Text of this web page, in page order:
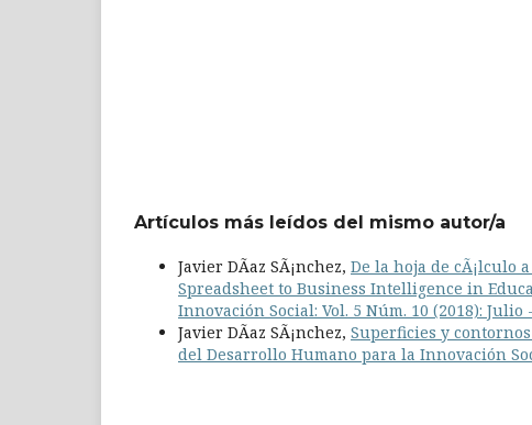
Artículos más leídos del mismo autor/a
Javier DÃ­az SÃ¡nchez, De la hoja de cÃ¡lculo
Spreadsheet to Business Intelligence in
Innovación Social: Vol. 5 Núm. 10 (2018): Julio
Javier DÃ­az SÃ¡nchez, Superficies y
del Desarrollo Humano para la Innovación